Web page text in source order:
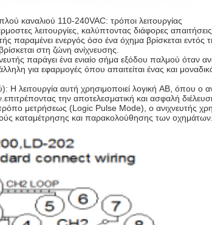
καναλιού 110-240VAC: τρόποι λειτουργίας
λειτουργίες, καλύπτοντας διάφορες
παραμένει ενεργός όσο ένα όχημα βρίσκεται εντός
στη ζώνη ανίχνευσης.
παράγει ένα ενιαίο σήμα εξόδου παλμού όταν
για εφαρμογές όπου απαιτείται ένας και
Η λειτουργία αυτή χρησιμοποιεί λογική AB, όπου ο
την αποτελεσματική και ασφαλή
μετρήσεως (Logic Pulse Mode), ο ανιχνευτής
καταμέτρησης και παρακολούθησης των οχημάτων.